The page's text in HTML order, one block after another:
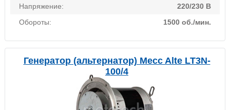
Напряжение:
220/230 В
Обороты:
1500 об./мин.
Генератор (альтернатор) Mecc Alte LT3N-
100/4